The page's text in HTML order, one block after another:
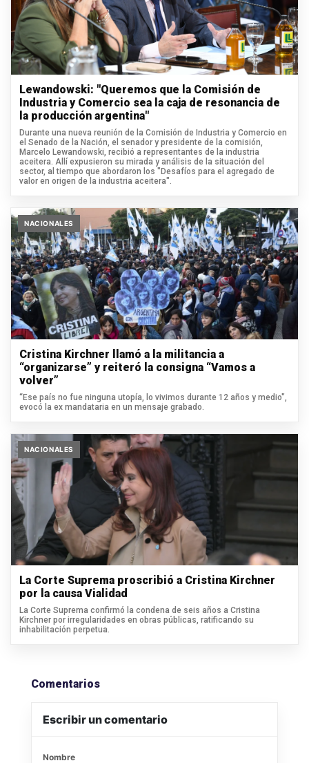
Lewandowski: "Queremos que la Comisión de
Industria y Comercio sea la caja de resonancia de
la producción argentina"
Durante una nueva reunión de la Comisión de Industria y Comercio en
el Senado de la Nación, el senador y presidente de la comisión,
Marcelo Lewandowski, recibió a representantes de la industria
aceitera. Allí expusieron su mirada y análisis de la situación del
sector, al tiempo que abordaron los "Desafíos para el agregado de
valor en origen de la industria aceitera".
NACIONALES
Cristina Kirchner llamó a la militancia a
“organizarse” y reiteró la consigna “Vamos a
volver”
“Ese país no fue ninguna utopía, lo vivimos durante 12 años y medio",
evocó la ex mandataria en un mensaje grabado.
NACIONALES
La Corte Suprema proscribió a Cristina Kirchner
por la causa Vialidad
La Corte Suprema confirmó la condena de seis años a Cristina
Kirchner por irregularidades en obras públicas, ratificando su
inhabilitación perpetua.
Comentarios
Escribir un comentario
Nombre